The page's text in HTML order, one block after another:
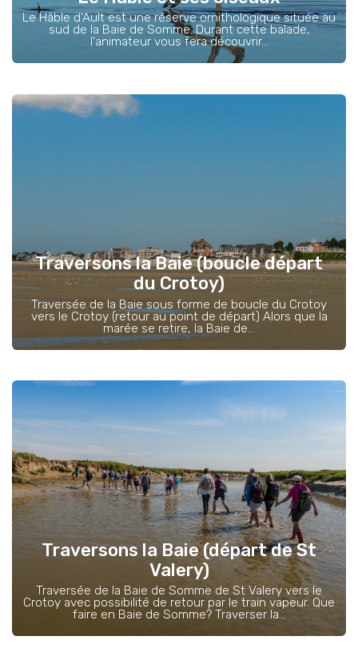
Le Hâble d'Ault est une réserve ornithologique située au
sud de la Baie de Somme. Durant cette balade,
l'animateur vous fera découvrir...
Traversons la Baie (boucle départ
du Crotoy)
Traversée de la Baie sous forme de boucle du Crotoy
vers le Crotoy (retour au point de départ) Alors que la
marée se retire, la Baie de...
Traversons la Baie (départ de St
Valery)
Traversée de la Baie de Somme de St Valery vers le
Crotoy avec possibilité de retour par le train vapeur. Que
faire en Baie de Somme? Traverser la...